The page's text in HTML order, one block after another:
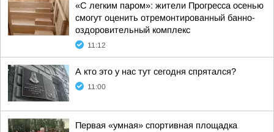
«С легким паром»: жители Прогресса осенью
смогут оценить отремонтированный банно-
оздоровительный комплекс
11:12
А кто это у нас тут сегодня спрятался?
11:00
Первая «умная» спортивная площадка